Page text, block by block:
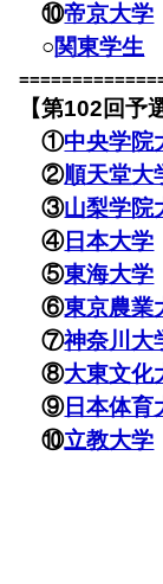
⑩帝京大学
○関東学生
【第102回予
①中央学院
②順天堂大
③山梨学院
④日本大学
⑤東海大学
⑥東京農業
⑦神奈川大
⑧大東文化
⑨日本体育
⑩立教大学